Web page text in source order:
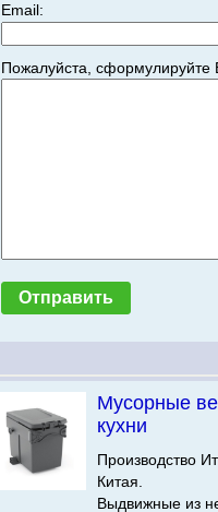
Email:
Пожалуйста,
Мусорные
кухни
Производство
Китая.
Выдвижные из